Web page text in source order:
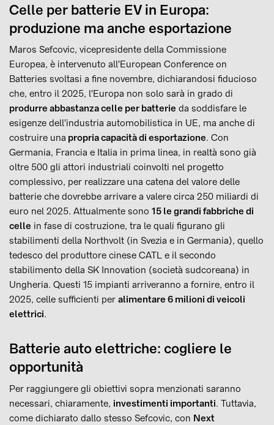
Celle per batterie EV in Europa:
produzione ma anche esportazione
Maros Sefcovic, vicepresidente della Commissione
Europea, è intervenuto all'European Conference on
Batteries svoltasi a fine novembre, dichiarandosi fiducioso
che, entro il 2025, l'Europa non solo sarà in grado di
produrre abbastanza celle per batterie da soddisfare le
esigenze dell'industria automobilistica in UE, ma anche di
costruire una propria capacità di esportazione. Con
Germania, Francia e Italia in prima linea, in realtà sono già
oltre 500 gli attori industriali coinvolti nel progetto
complessivo, per realizzare una catena del valore delle
batterie che dovrebbe arrivare a valere circa 250 miliardi di
euro nel 2025. Attualmente sono 15 le grandi fabbriche di
celle in fase di costruzione, tra le quali figurano gli
stabilimenti della Northvolt (in Svezia e in Germania), quello
tedesco del produttore cinese CATL e il secondo
stabilimento della SK Innovation (società sudcoreana) in
Ungheria. Questi 15 impianti arriveranno a fornire, entro il
2025, celle sufficienti per alimentare 6 milioni di veicoli
elettrici.
Batterie auto elettriche: cogliere le
opportunità
Per raggiungere gli obiettivi sopra menzionati saranno
necessari, chiaramente, investimenti importanti. Tuttavia,
come dichiarato dallo stesso Sefcovic, con Next